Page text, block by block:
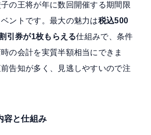
の王将が年に数回開催する期間限
ントです。最大の魅力は税込500
引券が1枚もらえる仕組みで、条件
の会計を実質半額相当にできま
告知が多く、見逃しやすいので注
容と仕組み